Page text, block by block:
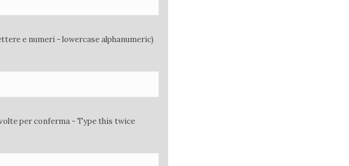
e numeri - lowercase alphanumeric)
per conferma - Type this twice